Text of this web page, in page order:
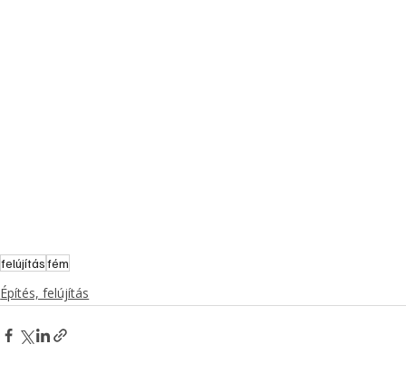
felújításfém
Építés, felújítás